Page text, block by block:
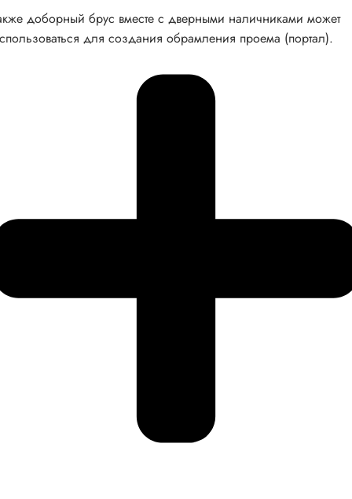
доборный брус вместе с дверными наличниками может
для создания обрамления проема (портал).